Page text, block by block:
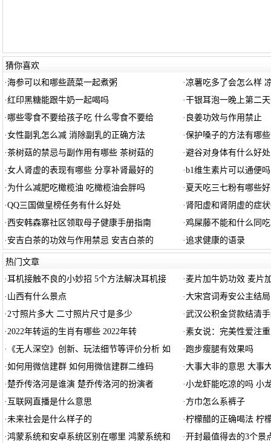
猜你喜欢
·海参可以和哪些蔬菜一起煮粥 · 凉薯吃多了会怎么样
·红印黑糖能跟牛奶一起喝吗 ·干银耳泡一晚上第二
· 哪些零食不要给孩子吃 什么零食不要给 · 良姜功效与作用禁止
·女性副乳怎么减 消除副乳的正确方法 ·保护嗓子的方法有哪
·茶树菇的禁忌与副作用有哪些 茶树菇的 ·避谷对身体有什么好
·女人肾虚的表现有哪些 分享补肾最好的 ·b1维生素片可以通便
· 为什么减肥吃橄榄油 吃橄榄油会胖吗 · 夏天吃三七粉有哪些
·QQ三国做皇榜任务有什么好处 · 肾阳虚和肾阴虚的症
· 西安韩森寨社区领取母子健康手册指南 ·鸡屎藤不能和什么同
· 安吉白茶的功效与作用禁忌 安吉白茶的 ·追求健康的语录
热门文章
·耳机接触不良的小妙招 5个方法解决耳机接 ·麦片加牛奶功效 麦片
· 山西有什么景点 ·大宋宫词寿安公主结
·2寸照片多大 二寸照片尺寸是多少 ·武汉公积金贷款结清
·2022年转运的生肖有哪些 2022年转 ·素女说：完美性爱注
· 《无人深空》创新、玩法细节等评价分析 如 · 跑步瘦腿有效果吗
·如何用微信建群 如何用微信建群二维码 ·大事大非的意思 大事
·楚乔传洛河是谁演 楚乔传洛河的扮演者 ·小龙虾能吃凉的吗 小
· 互联网直播是什么意思 · 方巾怎么系裤子
·未来社会是什么样子的 ·柠檬醋的正确喝法 柠
·鸿蒙系统和安卓系统区别在哪里 鸿蒙系统和 ·开封最值得去的3个景